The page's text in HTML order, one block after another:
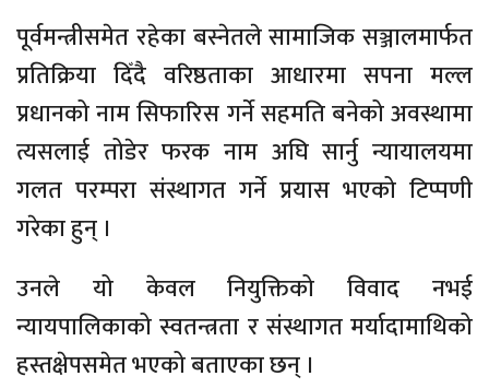
पूर्वमन्त्रीसमेत रहेका बस्नेतले सामाजिक सञ्जालमार्फत
प्रतिक्रिया दिँदै वरिष्ठताका आधारमा सपना मल्ल
प्रधानको नाम सिफारिस गर्ने सहमति बनेको अवस्थामा
त्यसलाई तोडेर फरक नाम अघि सार्नु न्यायालयमा
गलत परम्परा संस्थागत गर्ने प्रयास भएको टिप्पणी
गरेका हुन् ।
उनले यो केवल नियुक्तिको विवाद नभई
न्यायपालिकाको स्वतन्त्रता र संस्थागत मर्यादामाथिको
हस्तक्षेपसमेत भएको बताएका छन् ।